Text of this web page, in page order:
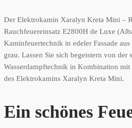
Der Elektrokamin Xaralyn Kreta Mini –
Rauchfeuereinsatz E2800H de Luxe
Kaminfeuertechnik in edeler Fassade
grau. Lassen Sie sich begeistern von der
Wasserdampftechnik in Kombination mit
des Elektrokamins Xaralyn Kreta Mini.
Ein schönes